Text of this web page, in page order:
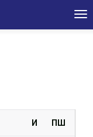
И ПШ